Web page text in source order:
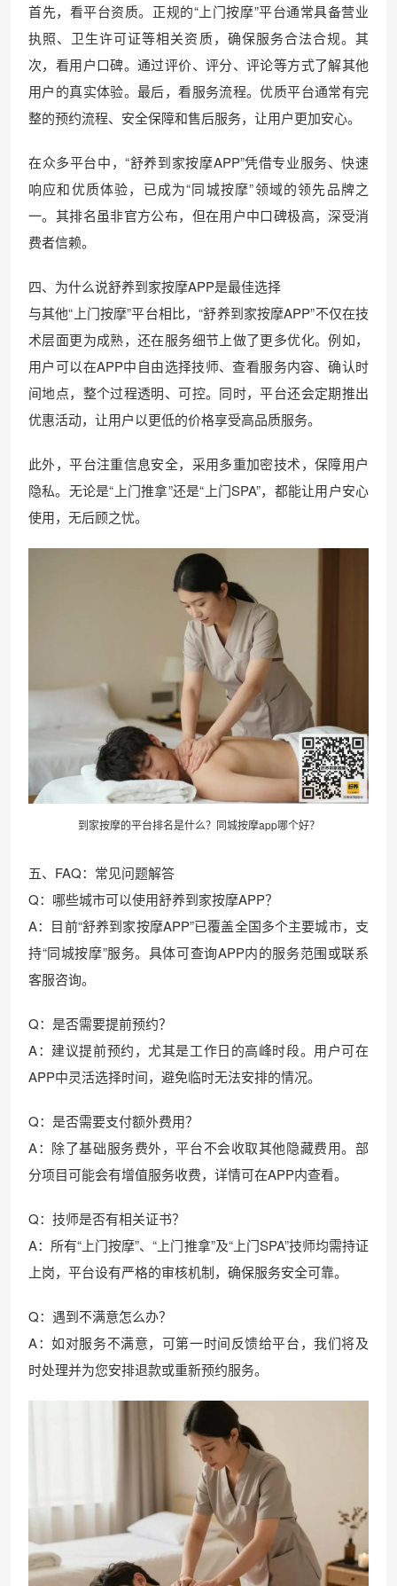
首先，看平台资质。正规的“上门按摩”平台通常具备营业
执照、卫生许可证等相关资质，确保服务合法合规。其
次，看用户口碑。通过评价、评分、评论等方式了解其他
用户的真实体验。最后，看服务流程。优质平台通常有完
整的预约流程、安全保障和售后服务，让用户更加安心。
在众多平台中，“舒养到家按摩APP”凭借专业服务、快速
响应和优质体验，已成为“同城按摩”领域的领先品牌之
一。其排名虽非官方公布，但在用户中口碑极高，深受消
费者信赖。
四、为什么说舒养到家按摩APP是最佳选择
与其他“上门按摩”平台相比，“舒养到家按摩APP”不仅在技
术层面更为成熟，还在服务细节上做了更多优化。例如，
用户可以在APP中自由选择技师、查看服务内容、确认时
间地点，整个过程透明、可控。同时，平台还会定期推出
优惠活动，让用户以更低的价格享受高品质服务。
此外，平台注重信息安全，采用多重加密技术，保障用户
隐私。无论是“上门推拿”还是“上门SPA”，都能让用户安心
使用，无后顾之忧。
到家按摩的平台排名是什么？同城按摩app哪个好？
五、FAQ：常见问题解答
Q：哪些城市可以使用舒养到家按摩APP？
A：目前“舒养到家按摩APP”已覆盖全国多个主要城市，支
持“同城按摩”服务。具体可查询APP内的服务范围或联系
客服咨询。
Q：是否需要提前预约？
A：建议提前预约，尤其是工作日的高峰时段。用户可在
APP中灵活选择时间，避免临时无法安排的情况。
Q：是否需要支付额外费用？
A：除了基础服务费外，平台不会收取其他隐藏费用。部
分项目可能会有增值服务收费，详情可在APP内查看。
Q：技师是否有相关证书？
A：所有“上门按摩”、“上门推拿”及“上门SPA”技师均需持证
上岗，平台设有严格的审核机制，确保服务安全可靠。
Q：遇到不满意怎么办？
A：如对服务不满意，可第一时间反馈给平台，我们将及
时处理并为您安排退款或重新预约服务。